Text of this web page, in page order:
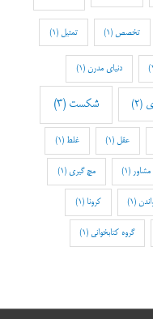
تخصص (1) تمثیل (1)
دنیای مدرن (1)
(2) شکست (3)
عقل (1) غلط (1)
مشاور (1) مچ گیری (1)
(1) کرونا (1)
گروه کتابخوانی (1)